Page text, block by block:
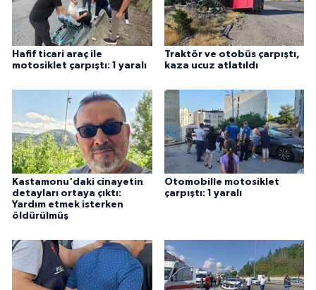
Hafif ticari araç ile
motosiklet çarpıştı: 1 yaralı
Traktör ve otobüs çarpıştı,
kaza ucuz atlatıldı
Kastamonu'daki cinayetin
detayları ortaya çıktı:
Yardım etmek isterken
öldürülmüş
Otomobille motosiklet
çarpıştı: 1 yaralı